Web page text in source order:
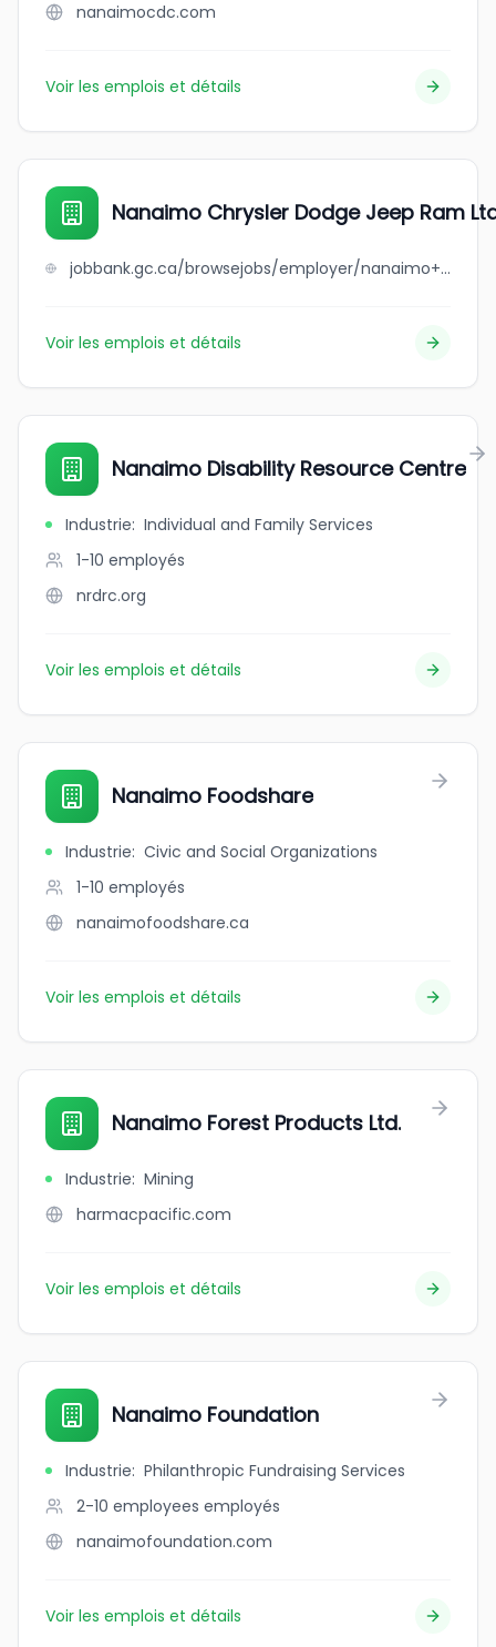
nanaimocdc.com
Voir les emplois et détails
Nanaimo Chrysler Dodge Jeep Ram
jobbank.gc.ca/browsejobs/employer/nanaimo+chrysler+dodge+jeep+ram+ltd./ca
Voir les emplois et détails
Nanaimo Disability Resource Centre
Industrie: Individual and Family Services
1-10 employés
nrdrc.org
Voir les emplois et détails
Nanaimo Foodshare
Industrie: Civic and Social Organizations
1-10 employés
nanaimofoodshare.ca
Voir les emplois et détails
Nanaimo Forest Products Ltd.
Industrie: Mining
harmacpacific.com
Voir les emplois et détails
Nanaimo Foundation
Industrie: Philanthropic Fundraising Services
2-10 employees employés
nanaimofoundation.com
Voir les emplois et détails